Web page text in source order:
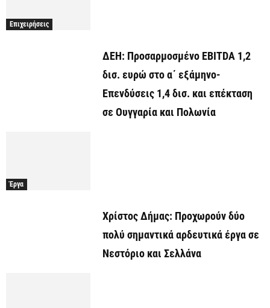
Επιχειρήσεις
ΔΕΗ: Προσαρμοσμένο EBITDA 1,2
δισ. ευρώ στο α΄ εξάμηνο-
Επενδύσεις 1,4 δισ. και επέκταση
σε Ουγγαρία και Πολωνία
Έργα
Χρίστος Δήμας: Προχωρoύν δύο
πολύ σημαντικά αρδευτικά έργα σε
Νεστόριο και Σελλάνα